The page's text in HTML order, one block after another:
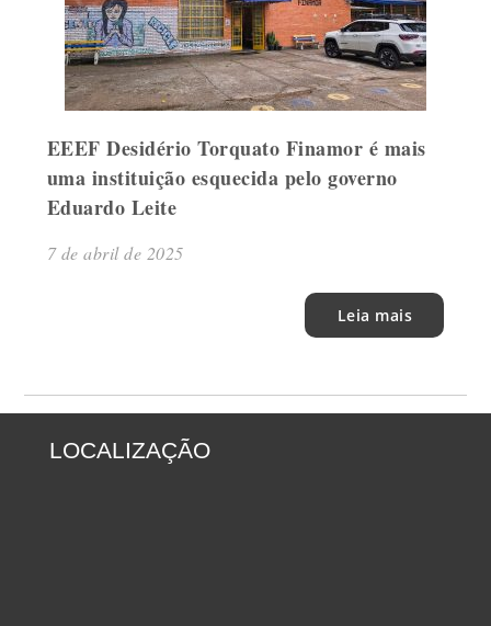
EEEF Desidério Torquato Finamor é mais
uma instituição esquecida pelo governo
Eduardo Leite
7 de abril de 2025
Leia mais
LOCALIZAÇÃO